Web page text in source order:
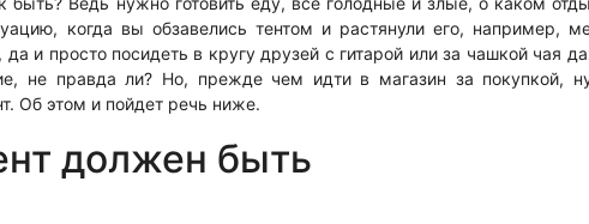
когда вы обзавелись тентом и растянули его, например,
и просто посидеть в кругу друзей с гитарой или за чашкой чая
не правда ли? Но, прежде чем идти в магазин за покупкой,
Об этом и пойдет речь ниже.
должен быть